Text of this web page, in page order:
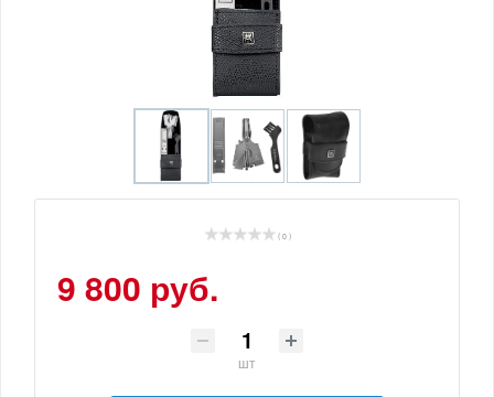
( 0 )
9 800 руб.
шт